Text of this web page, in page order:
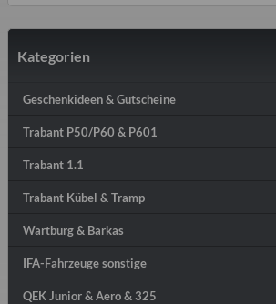
Kategorien
Geschenkideen & Gutscheine
Trabant P50/P60 & P601
Trabant 1.1
Trabant Kübel & Tramp
Wartburg & Barkas
IFA-Fahrzeuge sonstige
QEK Junior & Aero & 325